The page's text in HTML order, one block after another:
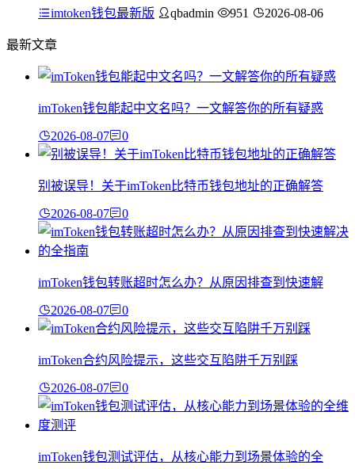
imtoken钱包最新版 qbadmin 951 2026-08-06
最新文章
imToken钱包能起中文名吗？一文解答你的所有疑惑
2026-08-07 0
别被误导！关于imToken比特币钱包地址的正确解答
2026-08-07 0
imToken钱包转账超时怎么办？从原因排查到快速解
2026-08-07 0
imToken合约风险提示，这些交互陷阱千万别踩
2026-08-07 0
imToken钱包测试评估，从核心能力到场景体验的全